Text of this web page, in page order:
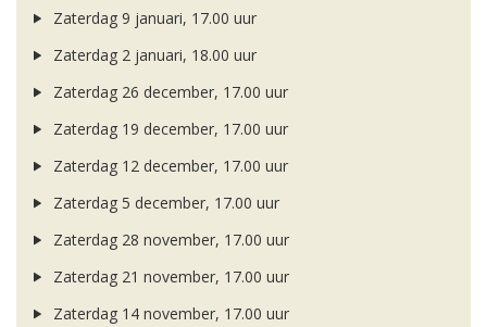
Zaterdag 9 januari, 17.00 uur
Zaterdag 2 januari, 18.00 uur
Zaterdag 26 december, 17.00 uur
Zaterdag 19 december, 17.00 uur
Zaterdag 12 december, 17.00 uur
Zaterdag 5 december, 17.00 uur
Zaterdag 28 november, 17.00 uur
Zaterdag 21 november, 17.00 uur
Zaterdag 14 november, 17.00 uur